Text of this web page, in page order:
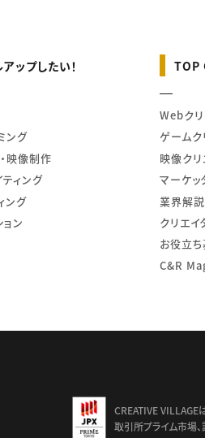
ップしたい！
ング
映像制作
ティング
ング
ョン
TOP
Webク
ゲームク
映像クリ
マーケッ
業界解説
クリエイ
お役立
C&R
CREATIVE VILLAGE
取引所プライム市場